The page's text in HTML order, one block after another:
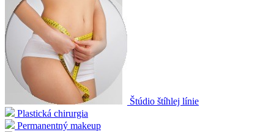
Štúdio štíhlej línie
Plastická chirurgia
Permanentný makeup